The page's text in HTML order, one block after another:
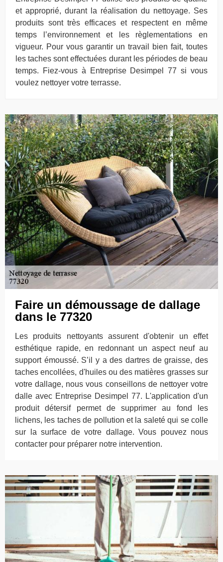
et approprié, durant la réalisation du nettoyage. Ses
produits sont très efficaces et respectent en même
temps l’environnement et les règlementations en
vigueur. Pour vous garantir un travail bien fait, toutes
les taches sont effectuées durant les périodes de beau
temps. Fiez-vous à Entreprise Desimpel 77 si vous
voulez nettoyer votre terrasse.
Faire un démoussage de dallage
dans le 77320
Les produits nettoyants assurent d'obtenir un effet
esthétique rapide, en redonnant un aspect neuf au
support émoussé. S’il y a des dartres de graisse, des
taches encollées, d'huiles ou des matières grasses sur
votre dallage, nous vous conseillons de nettoyer votre
dalle avec Entreprise Desimpel 77. L'application d'un
produit détersif permet de supprimer au fond les
lichens, les taches de pollution et la saleté qui se colle
sur la surface de votre dallage. Vous pouvez nous
contacter pour préparer notre intervention.